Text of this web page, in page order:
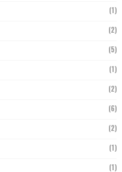
(1)
(2)
(5)
(1)
(2)
(6)
(2)
(1)
(1)